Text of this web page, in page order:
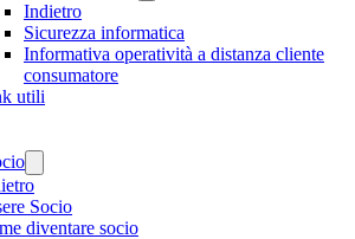
Indietro
Sicurezza informatica
Informativa operatività a distanza cliente
consumatore
utili
Socio
diventare socio